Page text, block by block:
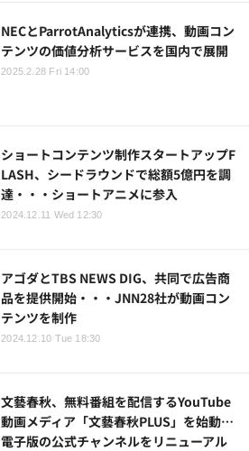
NECとParrotAnalyticsが連携、動画コン
テンツの価値分析サービスを国内で展開
2025.2.28 Fri 14:00
ショートコンテンツ制作スタートアップF
LASH、シードラウンドで総額5億円を調
達・・・ショートアニメに参入
2024.12.11 Wed 12:30
アゴダとTBS NEWS DIG、共同で広告商
品を提供開始・・・JNN28社が動画コン
テンツを制作
2024.12.10 Tue 18:30
文藝春秋、無料番組を配信するYouTube
動画メディア「文藝春秋PLUS」を始動…
電子版の公式チャンネルをリニューアル